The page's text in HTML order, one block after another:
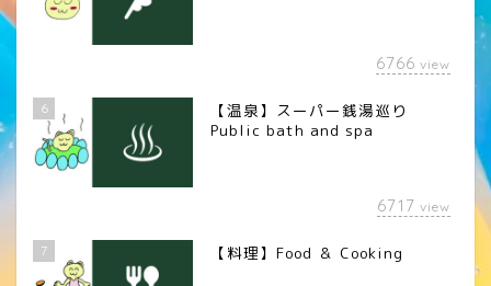
6766 view
6
【温泉】スーパー銭湯巡り
Public bath and spa
6717 view
7 【料理】Food ＆ Cooking